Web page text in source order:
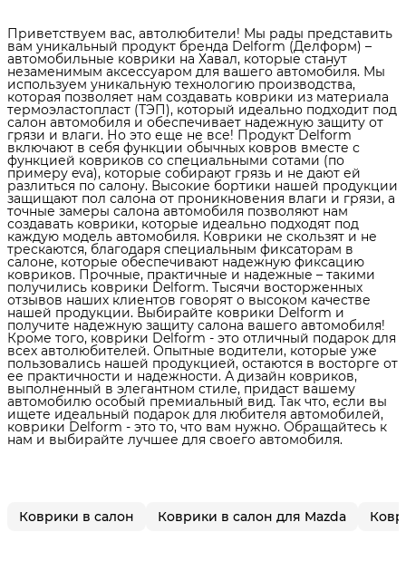
Приветствуем вас, автолюбители! Мы рады представить
вам уникальный продукт бренда Delform (Делформ) –
автомобильные коврики на Хавал, которые станут
незаменимым аксессуаром для вашего автомобиля. Мы
используем уникальную технологию производства,
которая позволяет нам создавать коврики из материала
термоэластопласт (ТЭП), который идеально подходит под
салон автомобиля и обеспечивает надежную защиту от
грязи и влаги. Но это еще не все! Продукт Delform
включают в себя функции обычных ковров вместе с
функцией ковриков со специальными сотами (по
примеру eva), которые собирают грязь и не дают ей
разлиться по салону. Высокие бортики нашей продукции
защищают пол салона от проникновения влаги и грязи, а
точные замеры салона автомобиля позволяют нам
создавать коврики, которые идеально подходят под
каждую модель автомобиля. Коврики не скользят и не
трескаются, благодаря специальным фиксаторам в
салоне, которые обеспечивают надежную фиксацию
ковриков. Прочные, практичные и надежные – такими
получились коврики Delform. Тысячи восторженных
отзывов наших клиентов говорят о высоком качестве
нашей продукции. Выбирайте коврики Delform и
получите надежную защиту салона вашего автомобиля!
Кроме того, коврики Delform - это отличный подарок для
всех автолюбителей. Опытные водители, которые уже
пользовались нашей продукцией, остаются в восторге от
ее практичности и надежности. А дизайн ковриков,
выполненный в элегантном стиле, придаст вашему
автомобилю особый премиальный вид. Так что, если вы
ищете идеальный подарок для любителя автомобилей,
коврики Delform - это то, что вам нужно. Обращайтесь к
нам и выбирайте лучшее для своего автомобиля.
Коврики в салон Коврики в салон для Mazda